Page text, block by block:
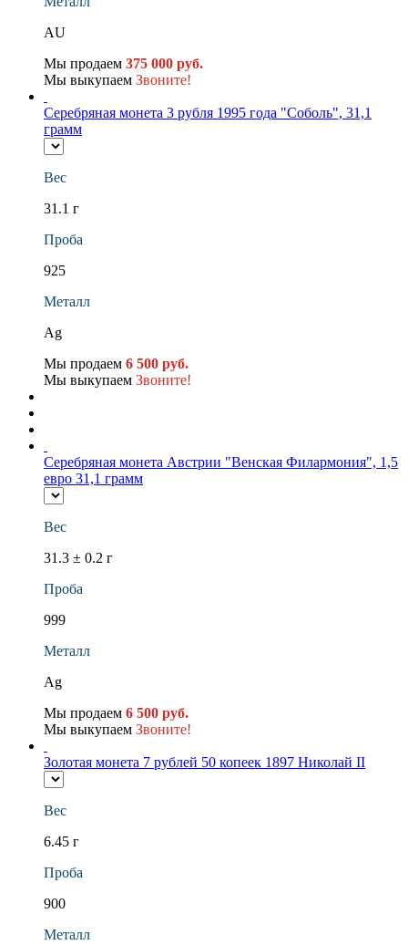
AU
Мы продаем 375 000 руб.
Мы выкупаем Звоните!
Серебряная монета 3 рубля 1995 года "Соболь", 31,1
грамм
Вес
31.1 г
Проба
925
Металл
Ag
Мы продаем 6 500 руб.
Мы выкупаем Звоните!
Серебряная монета Австрии "Венская Филармония", 1,5
евро 31,1 грамм
Вес
31.3 ± 0.2 г
Проба
999
Металл
Ag
Мы продаем 6 500 руб.
Мы выкупаем Звоните!
Золотая монета 7 рублей 50 копеек 1897 Николай II
Вес
6.45 г
Проба
900
Металл